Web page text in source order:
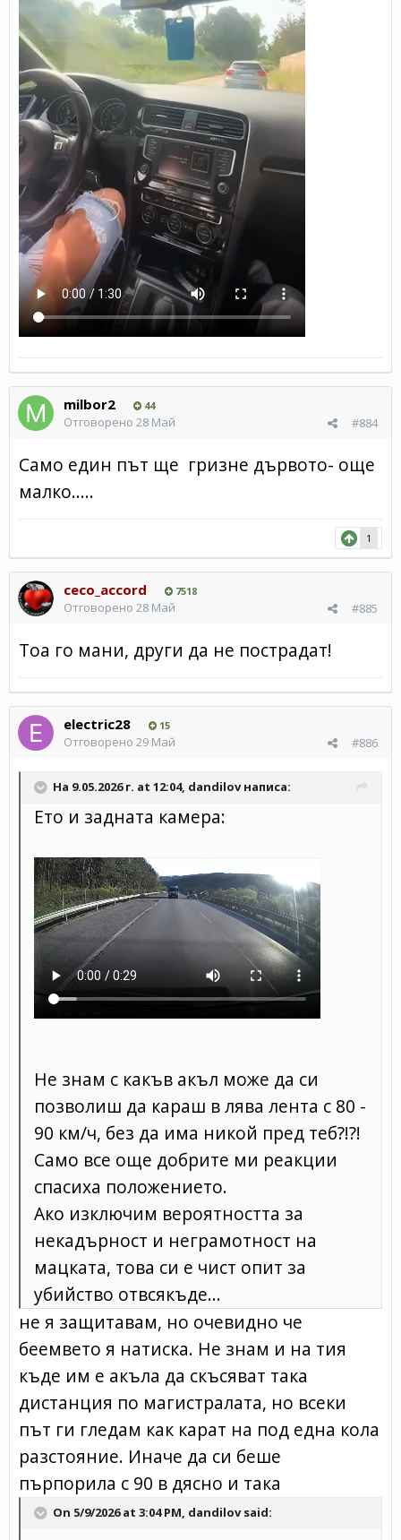
milbor2 44
#884
Отговорено 28 Май
Само един път ще гризне дървото- още
малко.....
1
ceco_accord 7518
#885
Отговорено 28 Май
Тоа го мани, други да не пострадат!
electric28 15
#886
Отговорено 29 Май
На 9.05.2026 г. at 12:04, dandilovнаписа:
Ето и задната камера:
Не знам с какъв акъл може да си
позволиш да караш в лява лента с 80 -
90 км/ч, без да има никой пред теб?!?!
Само все още добрите ми реакции
спасиха положението.
Ако изключим вероятността за
некадърност и неграмотност на
мацката, това си е чист опит за
убийство отвсякъде...
не я защитавам, но очевидно че
беемвето я натиска. Не знам и на тия
къде им е акъла да скъсяват така
дистанция по магистралата, но всеки
път ги гледам как карат на под една кола
разстояние. Иначе да си беше
пърпорила с 90 в дясно и така
On 5/9/2026 at 3:04 PM, dandilov said: